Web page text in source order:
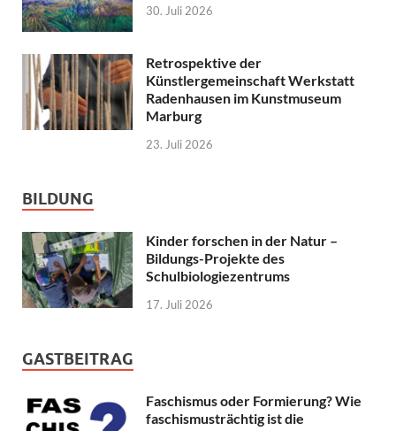
30. Juli 2026
Retrospektive der
Künstlergemeinschaft Werkstatt
Radenhausen im Kunstmuseum
Marburg
23. Juli 2026
BILDUNG
Kinder forschen in der Natur –
Bildungs-Projekte des
Schulbiologiezentrums
17. Juli 2026
GASTBEITRAG
Faschismus oder Formierung? Wie
faschismusträchtig ist die